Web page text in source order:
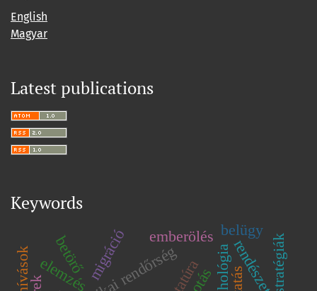
English
Magyar
Latest publications
Keywords
elemzés migráció
betörő rendészet
kihívások
emberölés stratégiák
belügy